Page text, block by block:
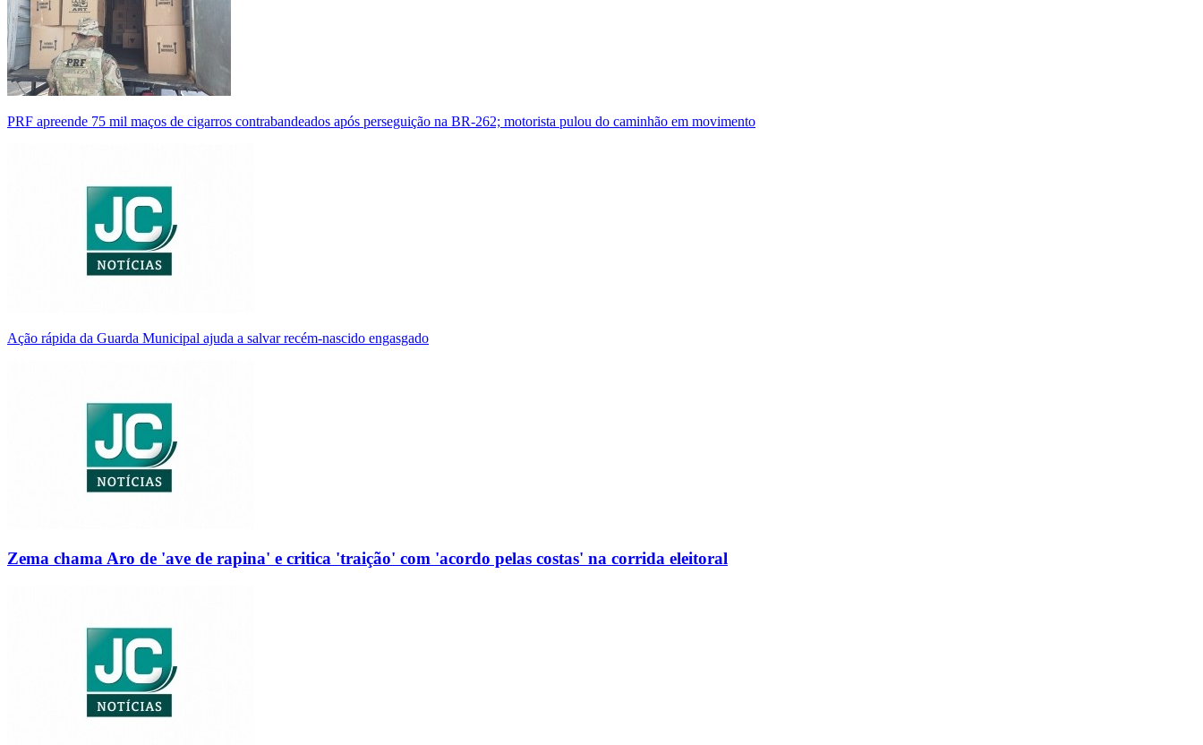
PRF apreende 75 mil maços de cigarros contrabandeados após perseguição na BR-262; motorista pulou do caminhão em movimento
Ação rápida da Guarda Municipal ajuda a salvar recém-nascido engasgado
Zema chama Aro de 'ave de rapina' e critica 'traição' com 'acordo pelas costas' na corrida eleitoral